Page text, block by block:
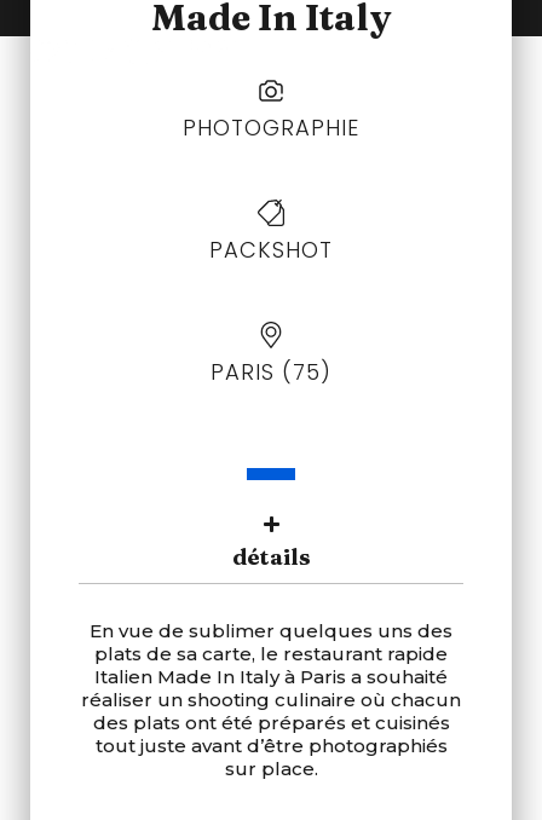
Made In Italy
PHOTOGRAPHIE
PACKSHOT
PARIS (75)
détails
En vue de sublimer quelques uns des
plats de sa carte, le restaurant rapide
Italien Made In Italy à Paris a souhaité
réaliser un shooting culinaire où chacun
des plats ont été préparés et cuisinés
tout juste avant d’être photographiés
sur place.